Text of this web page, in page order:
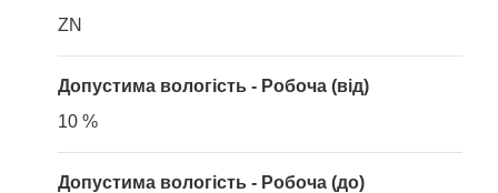
ZN
Допустима вологість - Робоча (від)
10 %
Допустима вологість - Робоча (до)